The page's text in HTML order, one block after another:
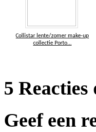
Collistar lente/zomer make-up
collectie Porto...
5 Reacties
Geef een